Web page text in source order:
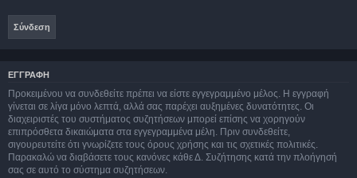
ΕΓΓΡΑΦΉ
Προκειμένου να συνδεθείτε πρέπει να είστε εγγεγραμμένο μέλος. Η εγγραφή
γίνεται σε λίγα μόνο λεπτά, αλλά σας παρέχει αυξημένες δυνατότητες. Οι
διαχειριστές του συστήματος συζητήσεων μπορεί επίσης να χορηγούν
επιπρόσθετα δικαιώματα στα εγγεγραμμένα μέλη. Πριν συνδεθείτε,
σιγουρευτείτε ότι γνωρίζετε τους όρους χρήσης και τις σχετικές πολιτικές.
Παρακαλώ να διαβάσετε τους κανόνες κάθε Δ. Συζήτησης κατά την πλοήγησή
σας σε αυτό το σύστημα συζητήσεων.